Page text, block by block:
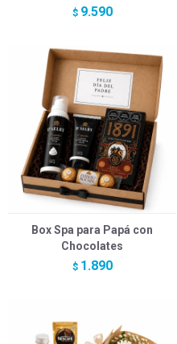
$ 9.590
Box Spa para Papá con
Chocolates
$ 1.890